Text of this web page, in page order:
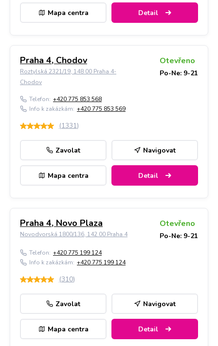
Mapa centra Detail
Praha 4, Chodov
Roztylská 2321/19, 148 00 Praha 4-
Chodov
Otevřeno
Po-Ne: 9-21
Telefon: +420 775 853 568
Info k zakázkám: +420 775 853 569
(1331)
Zavolat Navigovat
Mapa centra Detail
Praha 4, Novo Plaza
Novodvorská 1800/136, 142 00 Praha 4
Otevřeno
Po-Ne: 9-21
Telefon: +420 775 199 124
Info k zakázkám: +420 775 199 124
(310)
Zavolat Navigovat
Mapa centra Detail